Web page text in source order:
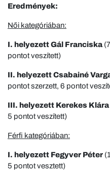
Eredmények:
Női kategóriában:
I. helyezett Gál Franciska
pontot veszített)
II. helyezett Csabainé
pontot szerzett, 6 pontot
III. helyezett Kerekes Klára
5 pontot veszített)
Férfi kategóriában:
I. helyezett Fegyver Péter
5 pontot vesztett)